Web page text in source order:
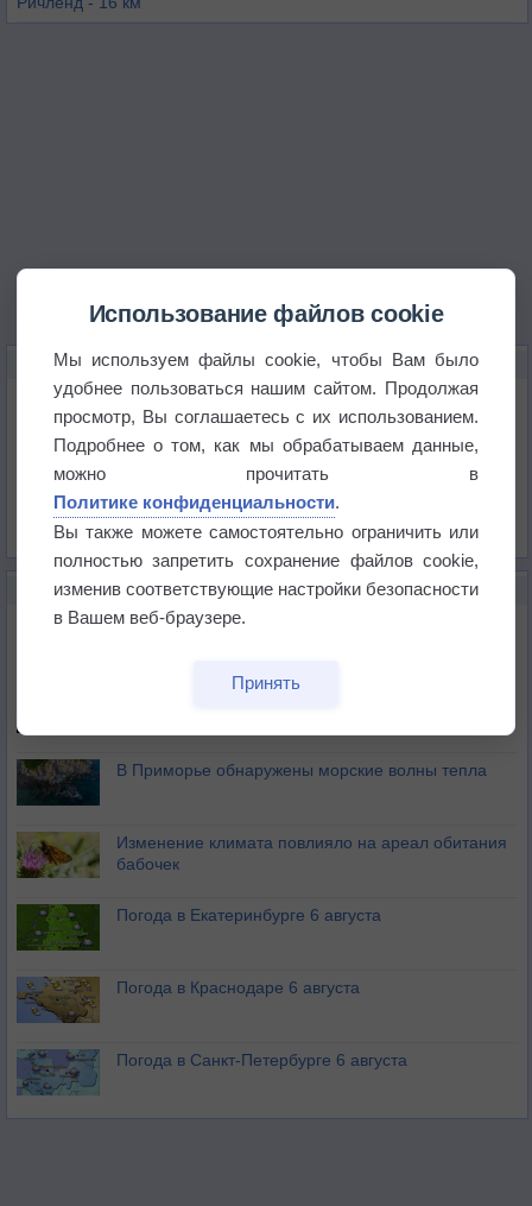
КАРТЫ ПОГОДЫ В КЕННЕВИКЕ
Температура
Давление
Осадки
Облачность
Список всех карт
НОВОЕ О ПОГОДЕ
Приложение построит маршрут через тень
Атмосфера начала замерзать
В Приморье обнаружены морские волны тепла
Изменение климата повлияло на ареал обитания
бабочек
Погода в Екатеринбурге 6 августа
Погода в Краснодаре 6 августа
Погода в Санкт-Петербурге 6 августа
Использование файлов cookie
Мы используем файлы cookie, чтобы Вам было
удобнее пользоваться нашим сайтом. Продолжая
просмотр, Вы соглашаетесь с их использованием.
Подробнее о том, как мы обрабатываем данные,
можно прочитать в
Политике конфиденциальности.
Вы также можете самостоятельно ограничить или
полностью запретить сохранение файлов cookie,
изменив соответствующие настройки безопасности
в Вашем веб-браузере.
Принять